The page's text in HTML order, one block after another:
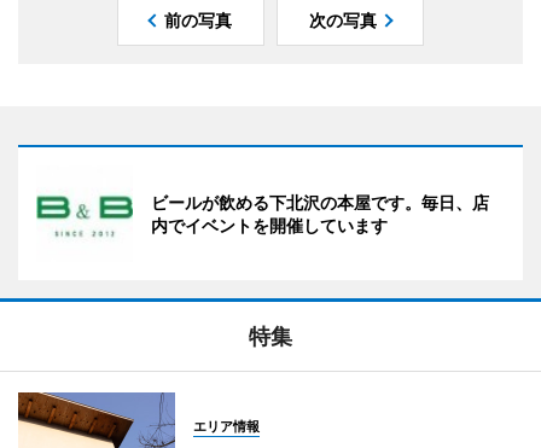
前の写真 次の写真
ビールが飲める下北沢の本屋です。毎日、店
内でイベントを開催しています
特集
エリア情報